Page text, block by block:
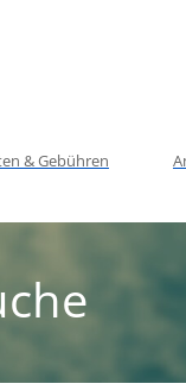
& Gebühren